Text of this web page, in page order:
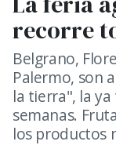
recorre
Belgrano,
Palermo, son
la tierra", la
semanas.
los productos